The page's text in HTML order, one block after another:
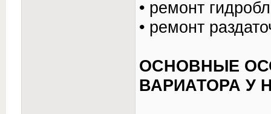
• ремонт
• ремонт
ОСНОВНЫЕ
ВАРИАТОРА У